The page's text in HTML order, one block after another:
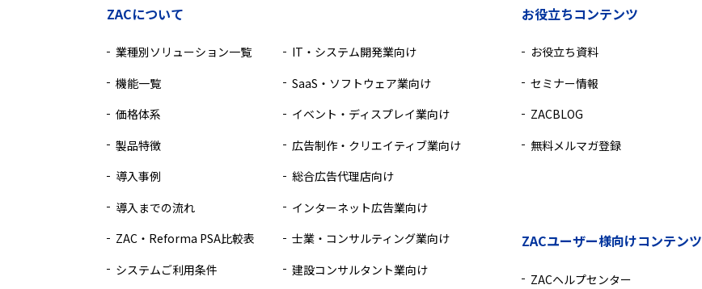
ZACについて
業種別ソリューション一覧
機能一覧
価格体系
製品特徴
導入事例
導入までの流れ
ZAC・Reforma PSA比較表
システムご利用条件
IT・システム開発業向け
SaaS・ソフトウェア業向け
イベント・ディスプレイ業向け
広告制作・クリエイティブ業向け
総合広告代理店向け
インターネット広告業向け
士業・コンサルティング業向け
建設コンサルタント業向け
お役立ちコンテンツ
お役立ち資料
セミナー情報
ZACBLOG
無料メルマガ登録
ZACユーザー様向けコンテンツ
ZACヘルプセンター